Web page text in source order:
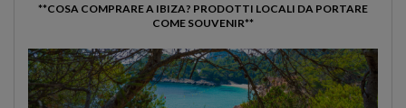
**COSA COMPRARE A IBIZA? PRODOTTI LOCALI DA PORTARE
COME SOUVENIR**